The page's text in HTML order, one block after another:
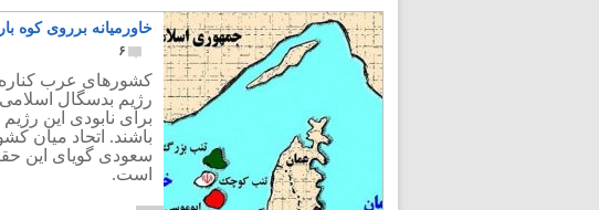
خاورمیانه برروی کوه
۶
کشورهای عرب
رژیم بدسگال
برای نابودی این
باشند. اتحاد میان
سعودی گویای این
است.